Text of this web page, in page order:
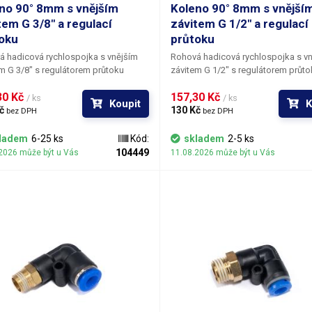
90° 8mm s vnějším
G 3/8" a regulací
hadicová rychlospojka s vnějším
G 3/8" s regulátorem průtoku
vnější šroubovací závit G 3/8"
straně výstup pro 8mm hadici,
0-10bar. Tento typ spojky se
například jako regulovatelný výstup
Kč / ks
bez DPH
Koupit
6-25 ks
může být u Vás
Kód:
104449
Koleno 90° 8mm s
závitem G 1/2" a regulací
průtoku
Rohová hadicová rychlospojka s
závitem G 1/2" s regulátorem
jedné straně vnější šroubovací závit
a na druhé straně výstup pro 8mm
tlaku vzduchu 0-10bar. Tento typ spojky se
používá například jako
157,30 Kč / ks
130 Kč bez DPH
skladem 2-5 ks
11.08.2026 může být u Vás